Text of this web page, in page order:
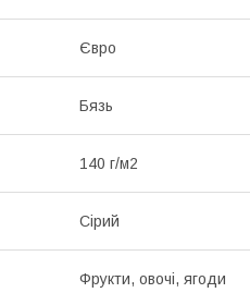
Євро
Бязь
140 г/м2
Сірий
Фрукти, овочі, ягоди